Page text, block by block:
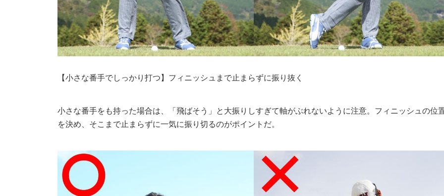
【小さな番手でしっかり打つ】フィニッシュまで止まらずに振り抜く
小さな番手をも持った場合は、「飛ばそう」と大振りしすぎて軸がぶれないように注意。フィニッシュの位
を決め、そこまで止まらずに一気に振り切るのがポイントだ。